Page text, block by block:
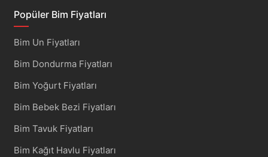
Popüler Bim Fiyatları
Bim Un Fiyatları
Bim Dondurma Fiyatları
Bim Yoğurt Fiyatları
Bim Bebek Bezi Fiyatları
Bim Tavuk Fiyatları
Bim Kağıt Havlu Fiyatları